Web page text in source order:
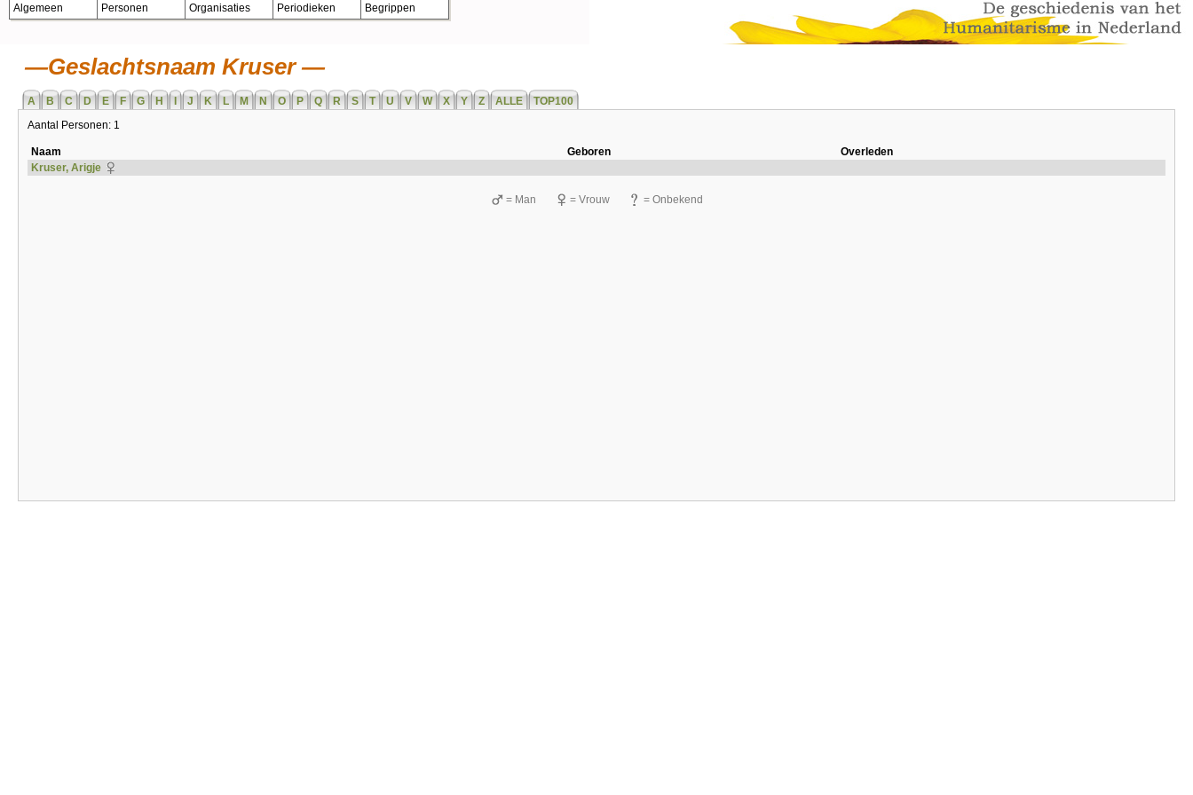
Algemeen Personen Organisaties Periodieken Begrippen
Geslachtsnaam Kruser
A B C D E F G H J K L M N O P Q R S T U V W X Y Z ALLE
TOP100
Aantal Personen: 1
Naam Geboren
Overleden
Kruser, Arigje
= Man = Vrouw = Onbekend